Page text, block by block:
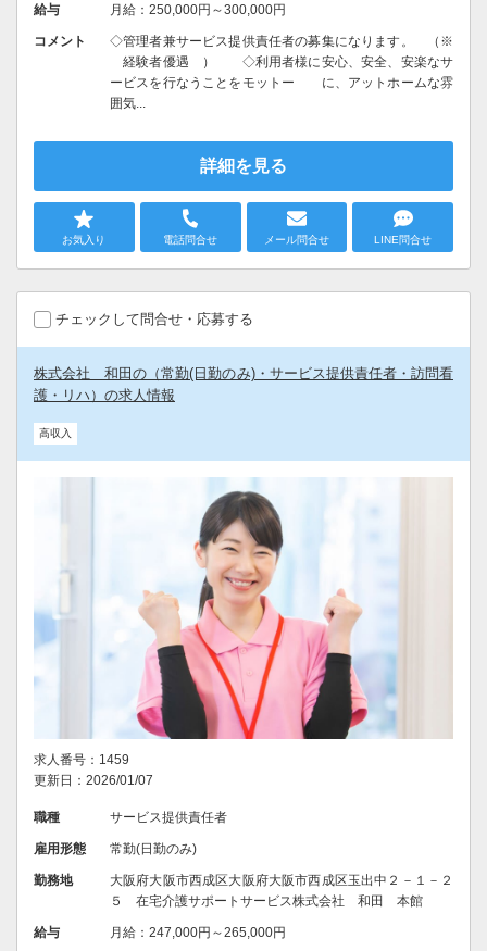
給与 月給：250,000円～300,000円
コメント
◇管理者兼サービス提供責任者の募集になります。 （※
経験者優遇 ） ◇利用者様に安心、安全、安楽なサ
ービスを行なうことをモットー に、アットホームな雰
囲気...
詳細を見る
お気入り 電話問合せ メール問合せ LINE問合せ
チェックして問合せ・応募する
株式会社 和田の（常勤(日勤のみ)・サービス提供責任者・訪問看
護・リハ）の求人情報
高収入
求人番号：1459
更新日：2026/01/07
職種 サービス提供責任者
雇用形態 常勤(日勤のみ)
勤務地
大阪府大阪市西成区大阪府大阪市西成区玉出中２－１－２
５ 在宅介護サポートサービス株式会社 和田 本館
給与 月給：247,000円～265,000円